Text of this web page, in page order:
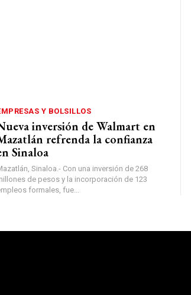
Y BOLSILLOS
inversión de Walmart en
refrenda la confianza
Sinaloa
Sinaloa.- Con una inversión de 268
de pesos y la incorporación de 123
formales, fue...